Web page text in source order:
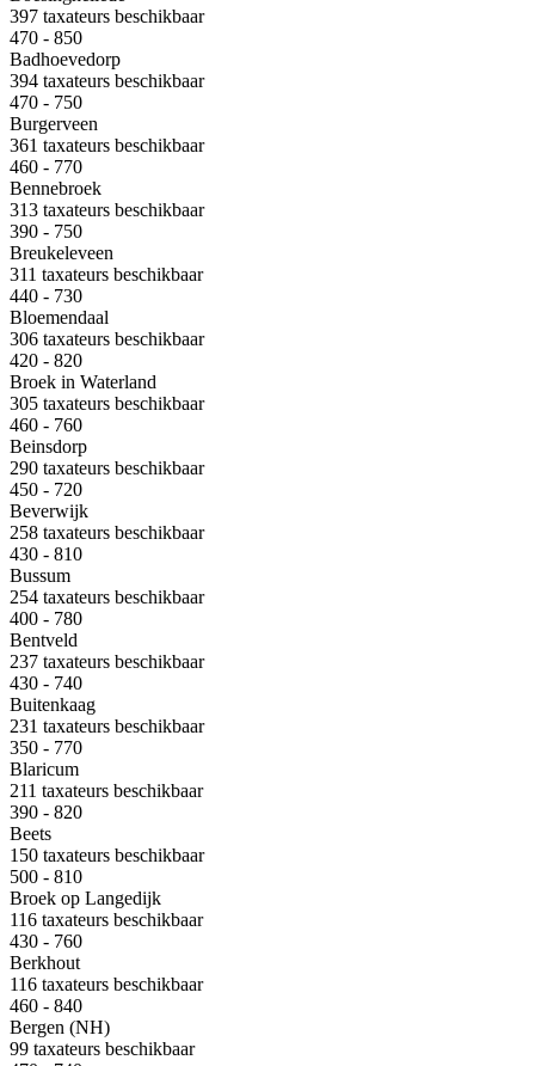
397 taxateurs beschikbaar
470 - 850
Badhoevedorp
394 taxateurs beschikbaar
470 - 750
Burgerveen
361 taxateurs beschikbaar
460 - 770
Bennebroek
313 taxateurs beschikbaar
390 - 750
Breukeleveen
311 taxateurs beschikbaar
440 - 730
Bloemendaal
306 taxateurs beschikbaar
420 - 820
Broek in Waterland
305 taxateurs beschikbaar
460 - 760
Beinsdorp
290 taxateurs beschikbaar
450 - 720
Beverwijk
258 taxateurs beschikbaar
430 - 810
Bussum
254 taxateurs beschikbaar
400 - 780
Bentveld
237 taxateurs beschikbaar
430 - 740
Buitenkaag
231 taxateurs beschikbaar
350 - 770
Blaricum
211 taxateurs beschikbaar
390 - 820
Beets
150 taxateurs beschikbaar
500 - 810
Broek op Langedijk
116 taxateurs beschikbaar
430 - 760
Berkhout
116 taxateurs beschikbaar
460 - 840
Bergen (NH)
99 taxateurs beschikbaar